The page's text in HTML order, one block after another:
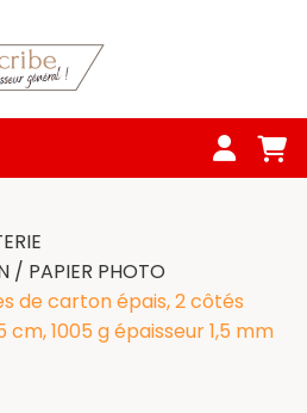
/ PAPIER PHOTO
de carton épais, 2 côtés
1005 g épaisseur 1,5 mm